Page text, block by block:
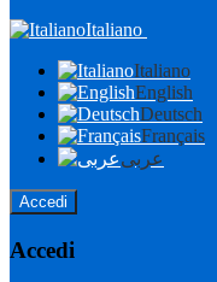
Italiano
Italiano
English
Deutsch
Français
عربى
Accedi
Accedi